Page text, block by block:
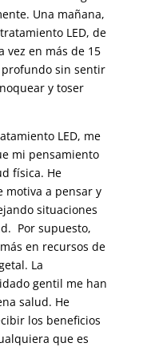
Una mañana,
LED, de
vez en más de 15
sin sentir
y toser
LED, me
mi pensamiento
física. He
motiva a pensar y
situaciones
Por supuesto,
en recursos de
La
gentil me han
salud. He
los beneficios
que es